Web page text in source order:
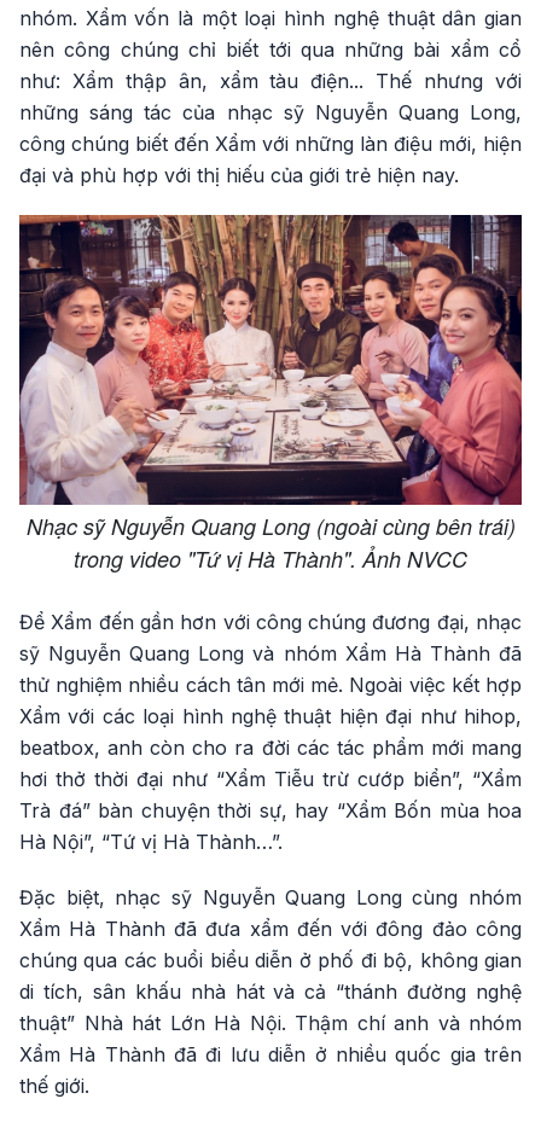
nhóm. Xẩm vốn là một loại hình nghệ thuật dân gian
nên công chúng chỉ biết tới qua những bài xẩm cổ
như: Xẩm thập ân, xẩm tàu điện... Thế nhưng với
những sáng tác của nhạc sỹ Nguyễn Quang Long,
công chúng biết đến Xẩm với những làn điệu mới, hiện
đại và phù hợp với thị hiếu của giới trẻ hiện nay.
Nhạc sỹ Nguyễn Quang Long (ngoài cùng bên trái)
trong video "Tứ vị Hà Thành". Ảnh NVCC
Để Xẩm đến gần hơn với công chúng đương đại, nhạc
sỹ Nguyễn Quang Long và nhóm Xẩm Hà Thành đã
thử nghiệm nhiều cách tân mới mẻ. Ngoài việc kết hợp
Xẩm với các loại hình nghệ thuật hiện đại như hihop,
beatbox, anh còn cho ra đời các tác phẩm mới mang
hơi thở thời đại như “Xẩm Tiễu trừ cướp biển”, “Xẩm
Trà đá” bàn chuyện thời sự, hay “Xẩm Bốn mùa hoa
Hà Nội”, “Tứ vị Hà Thành…”.
Đặc biệt, nhạc sỹ Nguyễn Quang Long cùng nhóm
Xẩm Hà Thành đã đưa xẩm đến với đông đảo công
chúng qua các buổi biểu diễn ở phố đi bộ, không gian
di tích, sân khấu nhà hát và cả “thánh đường nghệ
thuật” Nhà hát Lớn Hà Nội. Thậm chí anh và nhóm
Xẩm Hà Thành đã đi lưu diễn ở nhiều quốc gia trên
thế giới.